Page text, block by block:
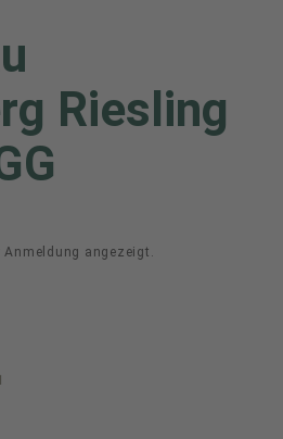
Riesling
Anmeldung angezeigt.